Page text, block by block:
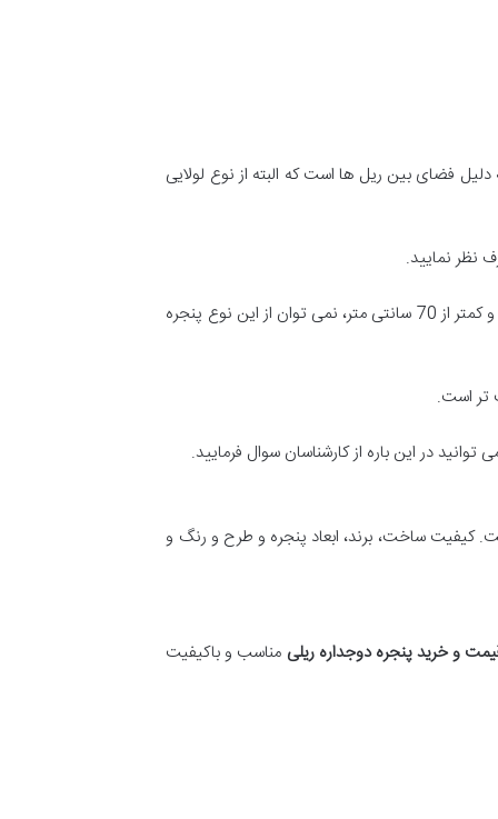
فضای بین ریل ها است که البته از نوع لولایی
نظر نمایید.
از دیگر معایب در دوجداره ریلی می توان به محدودیت در عرض بازشوها اشاره داشت. پنجره هایی که با عرض بیشتر از 4 متر هستند و کمتر از 70 سانتی متر، نمی توان از این نوع پنجره
تر است.
در این باره از کارشناسان سوال فرمایید.
کیفیت ساخت، برند، ابعاد پنجره و طرح و رنگ و
و خرید پنجره دوجداره ریلی مناسب و باکیفیت